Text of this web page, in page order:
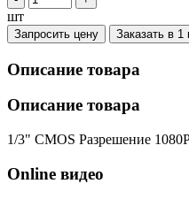
шт
Запросить цену Заказать в 1
Описание товара
Описание товара
1/3" CMOS Разрешение
Online видео